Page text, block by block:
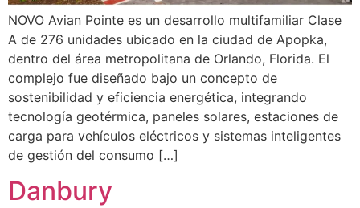
NOVO Avian Pointe es un desarrollo multifamiliar Clase
A de 276 unidades ubicado en la ciudad de Apopka,
dentro del área metropolitana de Orlando, Florida. El
complejo fue diseñado bajo un concepto de
sostenibilidad y eficiencia energética, integrando
tecnología geotérmica, paneles solares, estaciones de
carga para vehículos eléctricos y sistemas inteligentes
de gestión del consumo […]
Danbury